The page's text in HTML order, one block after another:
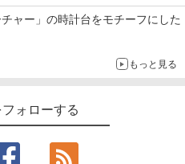
ャー」の時計台をモチーフにした
もっと見る
ォローする